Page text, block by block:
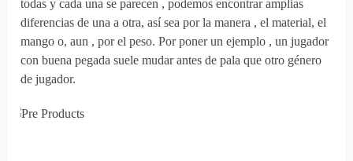
todas y cada una se parecen , podemos encontrar amplias
diferencias de una a otra, así sea por la manera , el material, el
mango o, aun , por el peso. Por poner un ejemplo , un jugador
con buena pegada suele mudar antes de pala que otro género
de jugador.